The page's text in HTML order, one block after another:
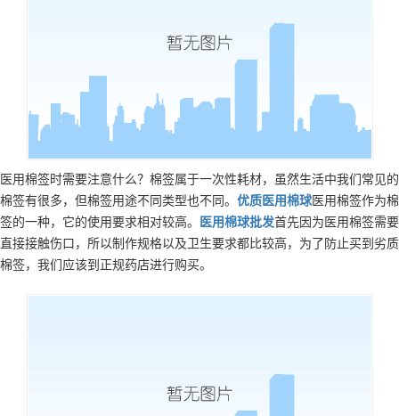
医用棉签时需要注意什么？棉签属于一次性耗材，虽然生活中我们常见的
棉签有很多，但棉签用途不同类型也不同。 优质 医用棉球医用棉签作为棉
签的一种，它的使用要求相对较高。
医用棉球批发首先因为医用棉签需要
直接接触伤口，所以制作规格以及卫生要求都比较高，为了防止买到劣质
棉签，我们应该到正规药店进行购买。